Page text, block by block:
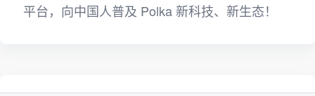
平台，向中国人普及 Polka 新科技、新生态！